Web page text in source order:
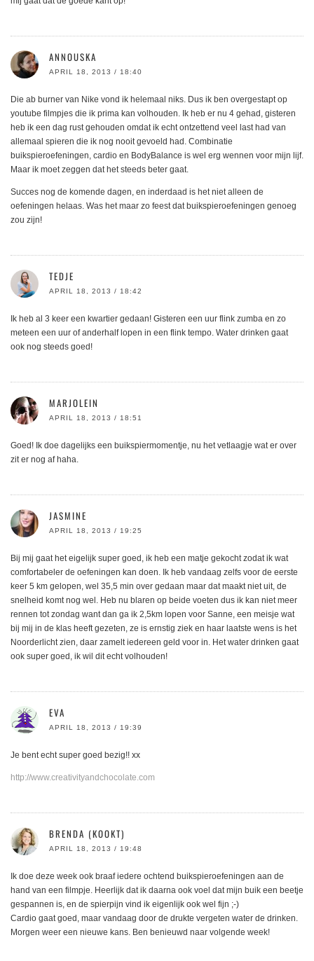
ANNOUSKA
APRIL 18, 2013 / 18:40
Die ab burner van Nike vond ik helemaal niks. Dus ik ben overgestapt op
youtube filmpjes die ik prima kan volhouden. Ik heb er nu 4 gehad, gisteren
heb ik een dag rust gehouden omdat ik echt ontzettend veel last had van
allemaal spieren die ik nog nooit gevoeld had. Combinatie
buikspieroefeningen, cardio en BodyBalance is wel erg wennen voor mijn lijf.
Maar ik moet zeggen dat het steeds beter gaat.
Succes nog de komende dagen, en inderdaad is het niet alleen de
oefeningen helaas. Was het maar zo feest dat buikspieroefeningen genoeg
zou zijn!
TEDJE
APRIL 18, 2013 / 18:42
Ik heb al 3 keer een kwartier gedaan! Gisteren een uur flink zumba en zo
meteen een uur of anderhalf lopen in een flink tempo. Water drinken gaat
ook nog steeds goed!
MARJOLEIN
APRIL 18, 2013 / 18:51
Goed! Ik doe dagelijks een buikspiermomentje, nu het vetlaagje wat er over
zit er nog af haha.
JASMINE
APRIL 18, 2013 / 19:25
Bij mij gaat het eigelijk super goed, ik heb een matje gekocht zodat ik wat
comfortabeler de oefeningen kan doen. Ik heb vandaag zelfs voor de eerste
keer 5 km gelopen, wel 35,5 min over gedaan maar dat maakt niet uit, de
snelheid komt nog wel. Heb nu blaren op beide voeten dus ik kan niet meer
rennen tot zondag want dan ga ik 2,5km lopen voor Sanne, een meisje wat
bij mij in de klas heeft gezeten, ze is ernstig ziek en haar laatste wens is het
Noorderlicht zien, daar zamelt iedereen geld voor in. Het water drinken gaat
ook super goed, ik wil dit echt volhouden!
EVA
APRIL 18, 2013 / 19:39
Je bent echt super goed bezig!! xx
http://www.creativityandchocolate.com
BRENDA (KOOKT)
APRIL 18, 2013 / 19:48
Ik doe deze week ook braaf iedere ochtend buikspieroefeningen aan de
hand van een filmpje. Heerlijk dat ik daarna ook voel dat mijn buik een beetje
gespannen is, en de spierpijn vind ik eigenlijk ook wel fijn ;-)
Cardio gaat goed, maar vandaag door de drukte vergeten water de drinken.
Morgen weer een nieuwe kans. Ben benieuwd naar volgende week!